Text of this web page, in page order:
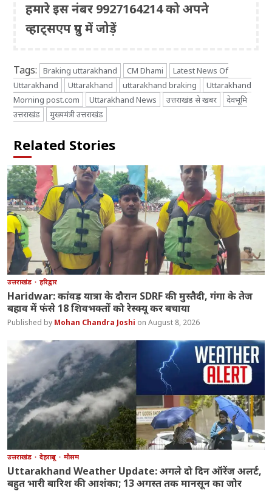
हमारे इस नंबर 9927164214 को अपने
व्हाट्सएप ग्रुप में जोड़ें
Tags: Braking uttarakhand CM Dhami
Latest News Of
Uttarakhand
Uttarakhand uttarakhand braking
Uttarakhand
Morning post.com
Uttarakhand News उत्तराखंड से खबर
देवभूमि
उत्तराखंड
मुख्यमंत्री उत्तराखंड
Related Stories
उत्तराखंड हरिद्वार
Haridwar: कांवड़ यात्रा के दौरान SDRF की मुस्तैदी, गंगा के तेज
बहाव में फंसे 18 शिवभक्तों को रेस्क्यू कर बचाया
Mohan Chandra Joshi August 8, 2026
उत्तराखंड देहरादून मौसम
Uttarakhand Weather Update: अगले दो दिन ऑरेंज अलर्ट,
बहुत भारी बारिश की आशंका; 13 अगस्त तक मानसून का जोर